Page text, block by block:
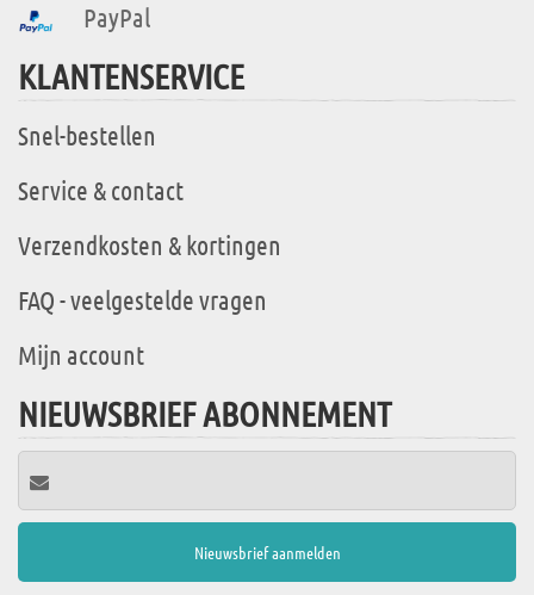
PayPal
KLANTENSERVICE
Snel-bestellen
Service & contact
Verzendkosten & kortingen
FAQ - veelgestelde vragen
Mijn account
NIEUWSBRIEF ABONNEMENT